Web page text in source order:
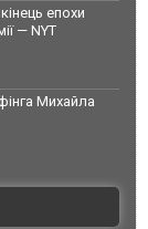
епохи
— NYT
Михайла